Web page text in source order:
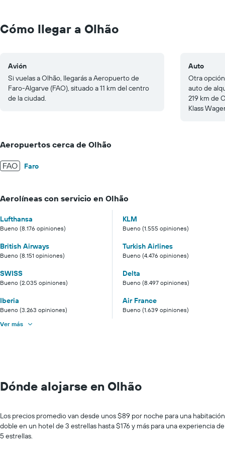
to
400.
Cómo llegar a Olhão
Avión
Si vuelas a Olhão, llegarás a Aeropuerto de
Faro-Algarve (FAO), situado a 11 km del centro
de la ciudad.
Auto
Otra
auto de
219 km de
Klass
Aeropuertos cerca de Olhão
FAO Faro
Aerolíneas con servicio en Olhão
Lufthansa
Bueno (8.176 opiniones)
KLM
Bueno (1.555 opiniones)
British Airways
Bueno (8.151 opiniones)
Turkish Airlines
Bueno (4.476 opiniones)
SWISS
Bueno (2.035 opiniones)
Delta
Bueno (8.497 opiniones)
Iberia
Bueno (3.263 opiniones)
Air France
Bueno (1.639 opiniones)
Ver más
Dónde alojarse en Olhão
Los precios promedio van desde unos $89 por noche para una habitación
doble en un hotel de 3 estrellas hasta $176 y más para una experiencia de
5 estrellas.